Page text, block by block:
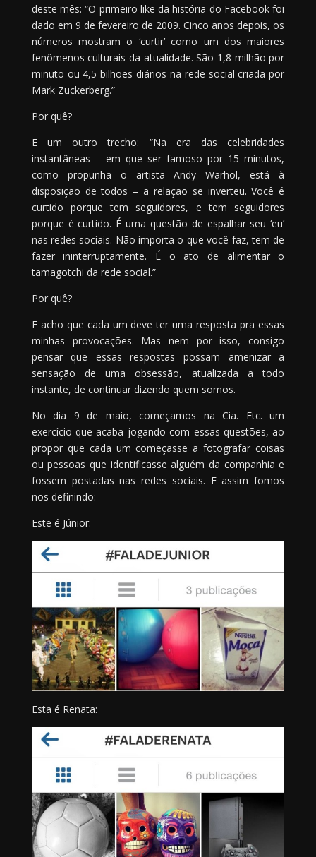
deste mês: “O primeiro like da história do Facebook foi
dado em 9 de fevereiro de 2009. Cinco anos depois, os
números mostram o ‘curtir’ como um dos maiores
fenômenos culturais da atualidade. São 1,8 milhão por
minuto ou 4,5 bilhões diários na rede social criada por
Mark Zuckerberg.”
Por quê?
E um outro trecho: “Na era das celebridades
instantâneas – em que ser famoso por 15 minutos,
como propunha o artista Andy Warhol, está à
disposição de todos – a relação se inverteu. Você é
curtido porque tem seguidores, e tem seguidores
porque é curtido. É uma questão de espalhar seu ‘eu’
nas redes sociais. Não importa o que você faz, tem de
fazer ininterruptamente. É o ato de alimentar o
tamagotchi da rede social.”
Por quê?
E acho que cada um deve ter uma resposta pra essas
minhas provocações. Mas nem por isso, consigo
pensar que essas respostas possam amenizar a
sensação de uma obsessão, atualizada a todo
instante, de continuar dizendo quem somos.
No dia 9 de maio, começamos na Cia. Etc. um
exercício que acaba jogando com essas questões, ao
propor que cada um começasse a fotografar coisas
ou pessoas que identificasse alguém da companhia e
fossem postadas nas redes sociais. E assim fomos
nos definindo:
Este é Júnior:
Esta é Renata: